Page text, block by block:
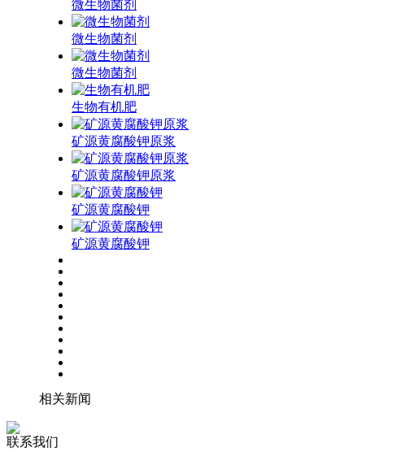
微生物菌剂
微生物菌剂
微生物菌剂
生物有机肥
矿源黄腐酸钾原浆
矿源黄腐酸钾原浆
矿源黄腐酸钾
矿源黄腐酸钾
相关新闻
联系我们